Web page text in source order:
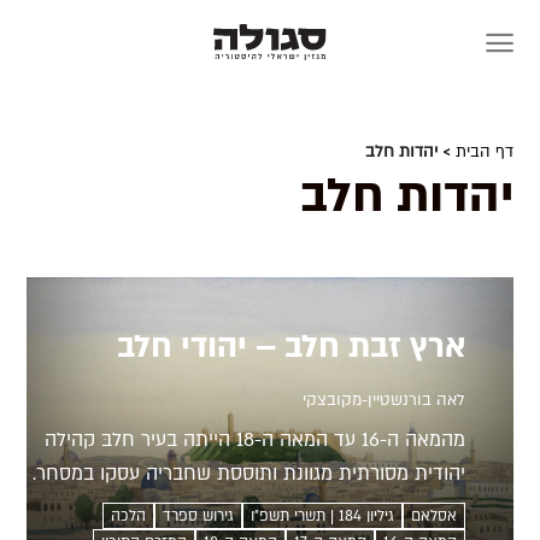
דף הבית > יהדות חלב
יהדות חלב
ארץ זבת חלב – יהודי חלב
לאה בורנשטיין-מקובצקי
מהמאה ה-16 עד המאה ה-18 הייתה בעיר חלבּ קהילה
יהודית מסורתית מגוונת ותוססת שחבריה עסקו במסחר.
לצד המשפחות הוותיקות בלטו גם הפרנקוס - סוחרים
אסלאם גיליון 184 | תשרי תשפ״ו גירוש ספרד
הלכה